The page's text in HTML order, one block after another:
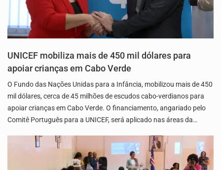
UNICEF mobiliza mais de 450 mil dólares para
apoiar crianças em Cabo Verde
O Fundo das Nações Unidas para a Infância, mobilizou mais de 450
mil dólares, cerca de 45 milhões de escudos cabo-verdianos para
apoiar crianças em Cabo Verde. O financiamento, angariado pelo
Comitê Português para a UNICEF, será aplicado nas áreas da…